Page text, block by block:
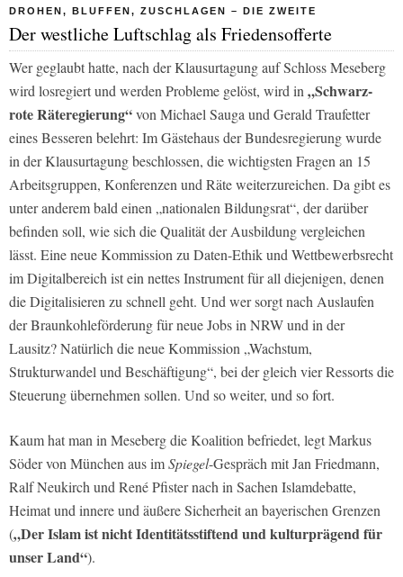
DROHEN, BLUFFEN, ZUSCHLAGEN – DIE ZWEITE
Der westliche Luftschlag als Friedensofferte
Wer geglaubt hatte, nach der Klausurtagung auf Schloss Meseberg
wird losregiert und werden Probleme gelöst, wird in „Schwarz-
rote Räteregierung“von Michael Sauga und Gerald Traufetter
eines Besseren belehrt: Im Gästehaus der Bundesregierung wurde
in der Klausurtagung beschlossen, die wichtigsten Fragen an 15
Arbeitsgruppen, Konferenzen und Räte weiterzureichen. Da gibt es
unter anderem bald einen „nationalen Bildungsrat“, der darüber
befinden soll, wie sich die Qualität der Ausbildung vergleichen
lässt. Eine neue Kommission zu Daten-Ethik und Wettbewerbsrecht
im Digitalbereich ist ein nettes Instrument für all diejenigen, denen
die Digitalisieren zu schnell geht. Und wer sorgt nach Auslaufen
der Braunkohleförderung für neue Jobs in NRW und in der
Lausitz? Natürlich die neue Kommission „Wachstum,
Strukturwandel und Beschäftigung“, bei der gleich vier Ressorts die
Steuerung übernehmen sollen. Und so weiter, und so fort.
Kaum hat man in Meseberg die Koalition befriedet, legt Markus
Söder von München aus imSpiegel-Gespräch mit Jan Friedmann,
Ralf Neukirch und René Pfister nach in Sachen Islamdebatte,
Heimat und innere und äußere Sicherheit an bayerischen Grenzen
(„Der Islam ist nicht Identitätsstiftend und kulturprägend für
unser Land“).